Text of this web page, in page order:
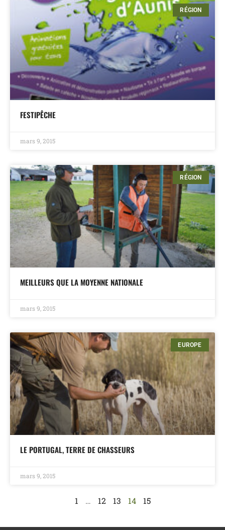
RÉGION
FESTIPÊCHE
mars 9, 2015
RÉGION
MEILLEURS QUE LA MOYENNE NATIONALE
mars 9, 2015
EUROPE
LE PORTUGAL, TERRE DE CHASSEURS
mars 9, 2015
1 … 12 13 14 15